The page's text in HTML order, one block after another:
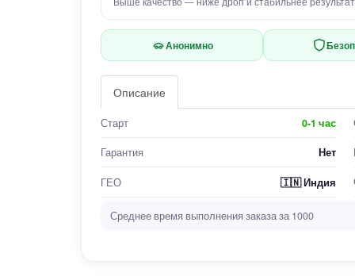
Анонимно
Описание
Старт 0-1 час
Гарантия Нет
ГЕО 🇮🇳Индия
Среднее время выполнения заказа за 1000